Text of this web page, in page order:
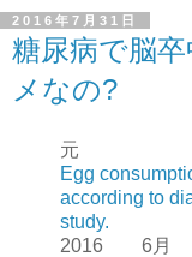
2016年7月31日
糖尿病で脳
メなの?
元
Egg
according to
study.
2016 6月